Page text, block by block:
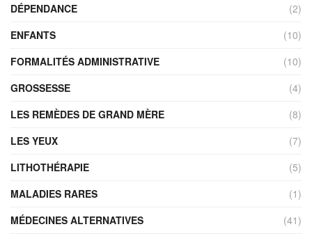
DÉPENDANCE
(2)
ENFANTS
(10)
FORMALITÉS ADMINISTRATIVE
(10)
GROSSESSE
(4)
LES REMÈDES DE GRAND MÈRE
(8)
LES YEUX
(7)
LITHOTHÉRAPIE
(5)
MALADIES RARES
(1)
MÉDECINES ALTERNATIVES
(41)